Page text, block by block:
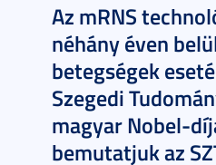
Az mRNS
néhány éven
betegségek
Szegedi
magyar Nobel-
bemutatjuk az